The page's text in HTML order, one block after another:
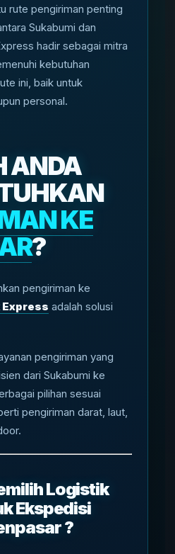
rute pengiriman penting
Sukabumi dan
hadir sebagai mitra
kebutuhan
ini, baik untuk
personal.
ANDA
KE
?
pengiriman ke
adalah solusi
pengiriman yang
dari Sukabumi ke
pilihan sesuai
pengiriman darat, laut,
Logistik
Ekspedisi
?